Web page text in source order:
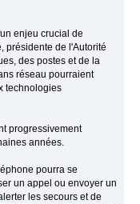
enjeu crucial de
présidente de l'Autorité
des postes et de la
réseau pourraient
technologies
progressivement
années.
pourra se
un appel ou envoyer un
les secours et de